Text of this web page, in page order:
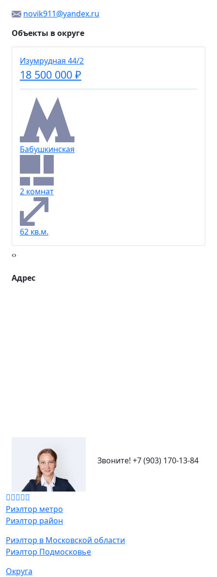
novik911@yandex.ru
Объекты в округе
Изумрудная 44/2
18 500 000 ₽
Бабушкинская
2 комнат
62 кв.м.
‹›
Адрес
Звоните! +7 (903) 170-13-84
Риэлтор метро
Риэлтор район
Риэлтор в Московской области
Риэлтор Подмосковье
Округа